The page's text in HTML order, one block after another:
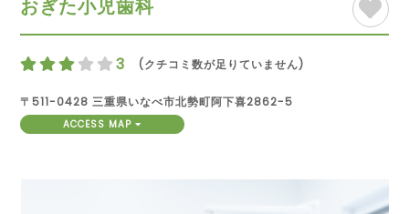
おぎた小児歯科
3 (クチコミ数が足りていません)
〒511-0428 三重県いなべ市北勢町阿下喜2862-5
ACCESS MAP